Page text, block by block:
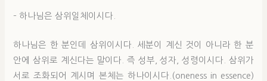
– 하나님은 삼위일체이시다.
하나님은 한 분인데 삼위이시다. 세분이 계신 것이 아니라 한 분
안에 삼위로 계신다는 말이다. 즉 성부, 성자, 성령이시다. 삼위가
서로 조화되어 계시며 본체는 하나이시다.(oneness in essence)